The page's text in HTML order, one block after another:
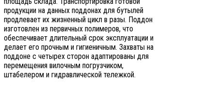
продукции на данных поддонах для бутылей
продлевает их жизненный цикл в разы. Поддон
изготовлен из первичных полимеров, что
обеспечивает длительный срок эксплуатации и
делает его прочным и гигиеничным. Захваты на
поддоне с четырех сторон адаптированы для
перемещения вилочным погрузчиком,
штабелером и гидравлической тележкой.